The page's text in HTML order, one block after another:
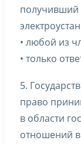
получивший
• любой из
• только
5.
право
в области
отношений в